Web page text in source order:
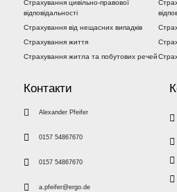
Страхування цивільно-правової
відповідальності
Страхування від нещасних випадків
Страхування життя
Страхування житла та побутових речей
Контакти
Alexander Pfeifer
0157 54867670
0157 54867670
a.pfeifer@ergo.de